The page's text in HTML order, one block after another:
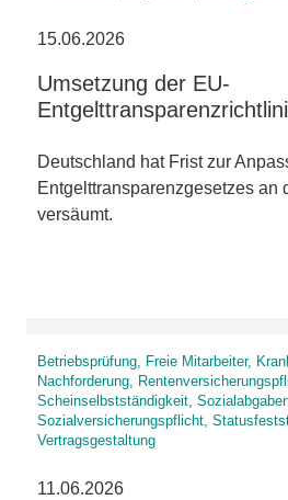
15.06.2026
Umsetzung der EU-
Deutschland hat Frist zur
Entgelttransparenzgesetzes an
versäumt.
Betriebsprüfung, Freie Mitarbeiter,
Nachforderung,
Scheinselbstständigkeit,
Sozialversicherungspflicht,
Vertragsgestaltung
11.06.2026